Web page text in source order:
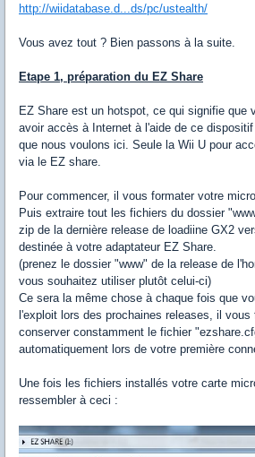
http://wiidatabase.d...ds/pc/ustealth/
Vous avez tout ? Bien passons à la suite.
Etape 1, préparation du EZ Share
EZ Share est un hotspot, ce qui signifie que
avoir accès à Internet à l'aide de ce dispositif
que nous voulons ici. Seule la Wii U pour
viale EZ share.
Pour commencer, il vous formater votre
Puis extraire tout les fichiers du dossier
zip de la dernière release de loadiine GX2
destinée à votre adaptateur EZ Share.
(prenez le dossier "www" de la release de
vous souhaitez utiliser plutôt celui-ci)
Ce sera la même chose à chaque fois que
l'exploit lors des prochaines releases, il
conserver constamment le fichier
automatiquement lors de votre première
Une fois les fichiers installés votre carte
ressembler à ceci :